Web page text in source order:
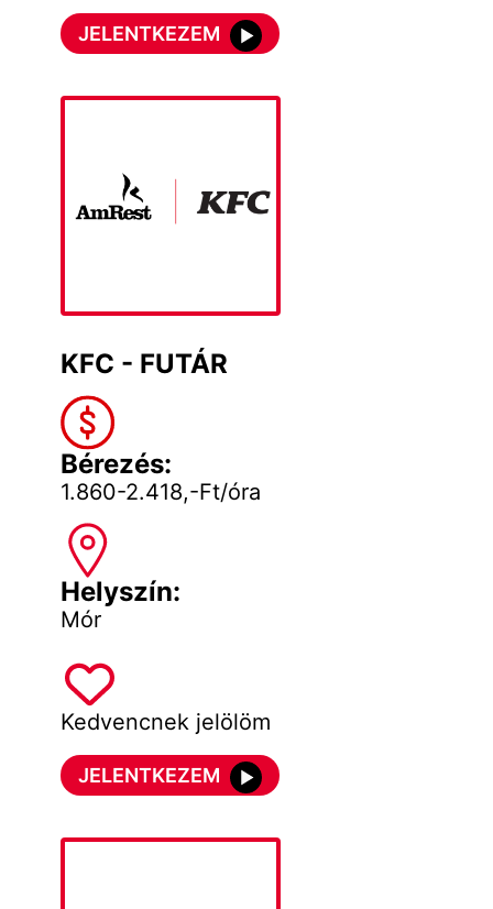
JELENTKEZEM
KFC - FUTÁR
Bérezés:
1.860-2.418,-Ft/óra
Helyszín:
Mór
Kedvencnek jelölöm
JELENTKEZEM